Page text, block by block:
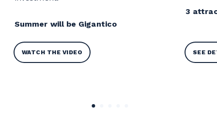
Summer will be Gigantico
WATCH THE VIDEO
3
SEE